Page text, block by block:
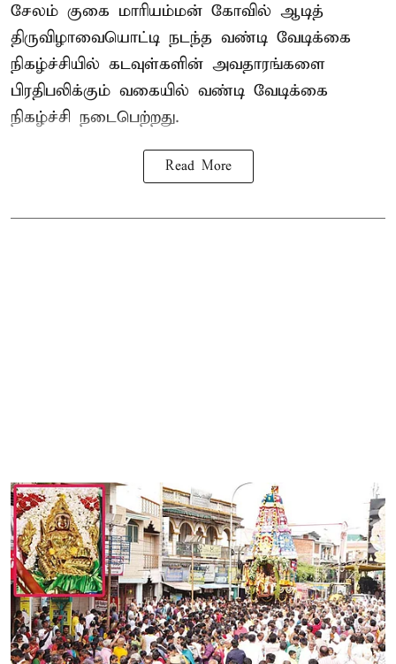
சேலம் குகை மாரியம்மன் கோவில் ஆடித்
திருவிழாவையொட்டி நடந்த வண்டி வேடிக்கை
நிகழ்ச்சியில் கடவுள்களின் அவதாரங்களை
பிரதிபலிக்கும் வகையில் வண்டி வேடிக்கை
நிகழ்ச்சி நடைபெற்றது.
Read More